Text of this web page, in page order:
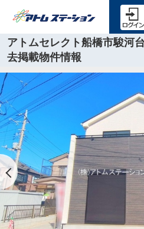
アトムセレクト船橋市駿河
去掲載物件情報